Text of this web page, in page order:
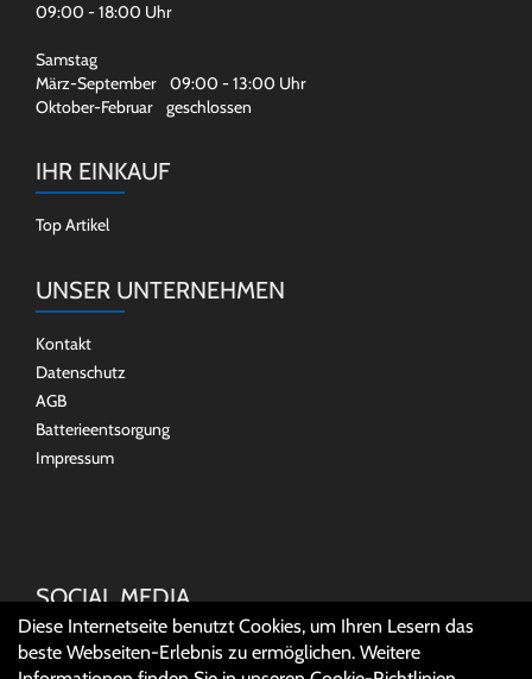
09:00 - 18:00 Uhr
Samstag
März-September 09:00 - 13:00 Uhr
Oktober-Februar geschlossen
IHR EINKAUF
Top Artikel
UNSER UNTERNEHMEN
Kontakt
Datenschutz
AGB
Batterieentsorgung
Impressum
SOCIAL MEDIA
Diese Internetseite benutzt Cookies, um Ihren Lesern das
beste Webseiten-Erlebnis zu ermöglichen. Weitere